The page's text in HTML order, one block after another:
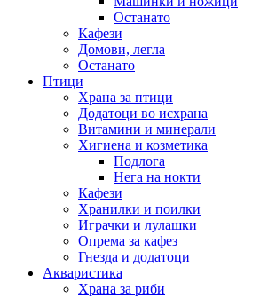
Останато
Кафези
Домови, легла
Останато
Птици
Храна за птици
Додатоци во исхрана
Витамини и минерали
Хигиена и козметика
Подлога
Нега на нокти
Кафези
Хранилки и поилки
Играчки и лулашки
Опрема за кафез
Гнезда и додатоци
Акваристика
Храна за риби